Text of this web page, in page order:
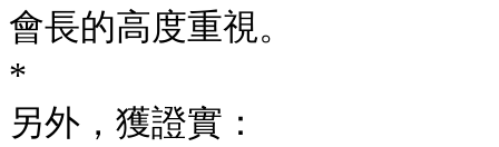
會長的高度重視。
*
另外，獲證實：